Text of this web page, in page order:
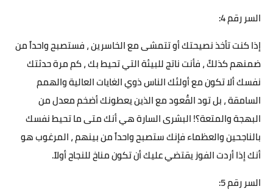
السر رقم 4:
إذا كنت تأخذ نصيحتك أو تتمشى مع الخاسرين ، فستصبح واحداً من
ضمنهم كذلكً ، فأنت ناتج للبيئة التي تحيط بك ، كم مرة حدثتك
نفسك ألا تكون مع أولئك الناس ذوي الغايات العالية والهمم
السامقة ، بل تود القٌعود مع الذين يعطونك أضخم معدل من
البهجة والمتعة؟! البشرى السارة هي أنك متى ما تحيط نفسك
بالناجحين والعظماء فإنك ستصبح واحداً من بينهم ، المرغوب هو
أنك إذا أردت الفوز يقتضي عليك أن تكون مناخ للنجاح أولاً.
السر رقم 5: